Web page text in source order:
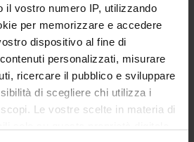
il vostro numero IP, utilizzando
per memorizzare e accedere
dispositivo al fine di
personalizzati, misurare
ricercare il pubblico e sviluppare
di scegliere chi utilizza i
Le vostre scelte in materia di
governo